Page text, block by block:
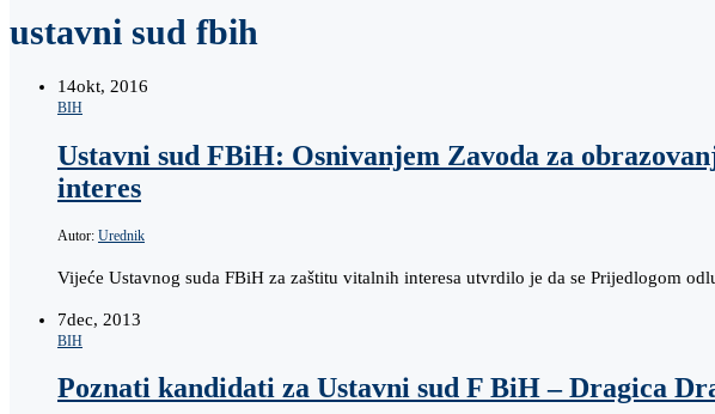
ustavni sud fbih
14okt, 2016
BIH
Ustavni sud FBiH: Osnivanjem Zavoda za
interes
Autor: Urednik
Vijeće Ustavnog suda FBiH za zaštitu vitalnih interesa utvrdilo je da se Prijedlogom
7dec, 2013
BIH
Poznati kandidati za Ustavni sud F BiH – Dragica